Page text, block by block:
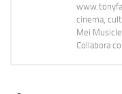
cinema,
Mei
Collabora